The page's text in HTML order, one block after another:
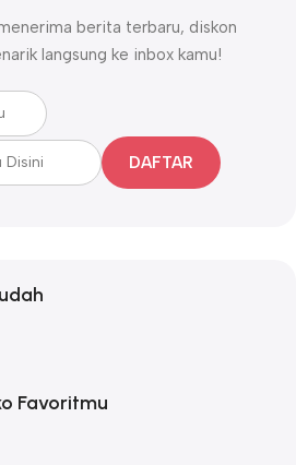
berita terbaru, diskon
langsung ke inbox kamu!
DAFTAR
Favoritmu